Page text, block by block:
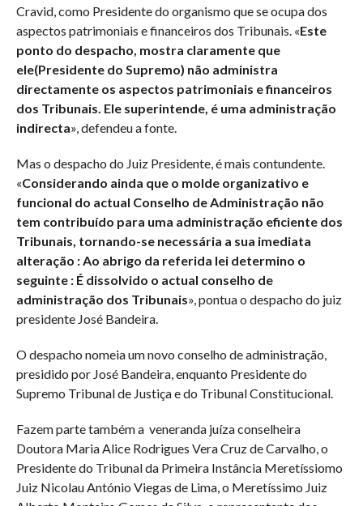
Cravid, como Presidente do organismo que se ocupa dos
aspectos patrimoniais e financeiros dos Tribunais. «Este
ponto do despacho, mostra claramente que
ele(Presidente do Supremo) não administra
directamente os aspectos patrimoniais e financeiros
dos Tribunais. Ele superintende, é uma administração
indirecta», defendeu a fonte.
Mas o despacho do Juiz Presidente, é mais contundente.
«Considerando ainda que o molde organizativo e
funcional do actual Conselho de Administração não
tem contribuído para uma administração eficiente dos
Tribunais, tornando-se necessária a sua imediata
alteração : Ao abrigo da referida lei determino o
seguinte : É dissolvido o actual conselho de
administração dos Tribunais», pontua o despacho do juiz
presidente José Bandeira.
O despacho nomeia um novo conselho de administração,
presidido por José Bandeira, enquanto Presidente do
Supremo Tribunal de Justiça e do Tribunal Constitucional.
Fazem parte também a veneranda juíza conselheira
Doutora Maria Alice Rodrigues Vera Cruz de Carvalho, o
Presidente do Tribunal da Primeira Instância Meretíssiomo
Juiz Nicolau António Viegas de Lima, o Meretíssimo Juiz